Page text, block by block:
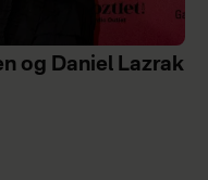
og Daniel Lazrak